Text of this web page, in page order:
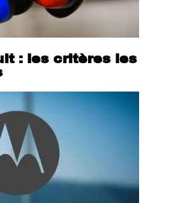
: les critères les